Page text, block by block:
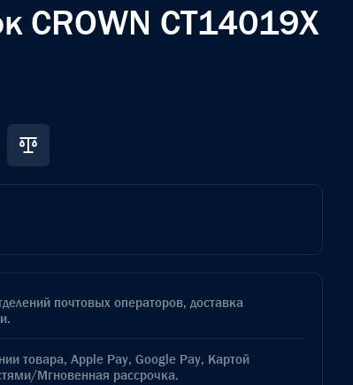
CROWN CT14019X
почтовых операторов, доставка
товара, Apple Pay, Google Pay, Картой
Мгновенная рассрочка.